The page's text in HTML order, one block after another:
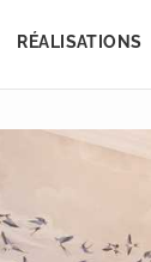
RÉALISATIONS